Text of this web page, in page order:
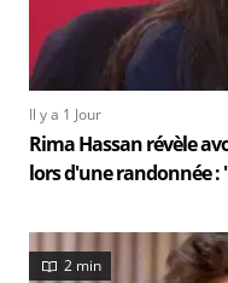
Il y a 1 Jour
Rima Hassan révèle
lors d'une randonnée :
2 min